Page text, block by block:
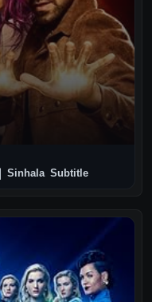
Sinhala Subtitle